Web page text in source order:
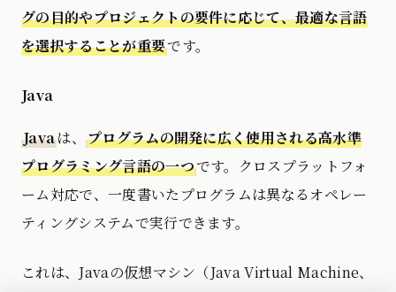
グの目的やプロジェクトの要件に応じて、最適な言語
を選択することが重要です。
Java
Javaは、 プログラムの開発に広く使用される高水準
プログラミング言語の一つです。クロスプラットフォ
ーム対応で、一度書いたプログラムは異なるオペレー
ティングシステムで実行できます。
これは、Javaの仮想マシン（Java Virtual Machine、